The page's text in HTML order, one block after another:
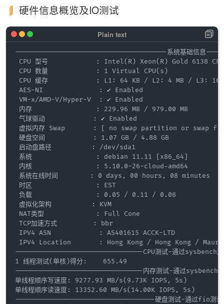
硬件信息概览及IO测试
--------------------------------------系统基础信
CPU 型号            : Intel(R) Xeon(R) Gold 6138 CPU
CPU 数量            : 1 Virtual CPU(s)
CPU 缓存            : L1: 64 KB / L2: 4 MB / L3: 16
AES-NI              : ✔️ Enabled
VM-x/AMD-V/Hyper-V  : ✔️ Enabled
内存                : 229.96 MB / 979.00 MB
气球驱动            : ✔️ Enabled
虚拟内存 Swap       : [ no swap partition or swap
硬盘空间            : 1.07 GB / 4.88 GB
启动盘路径          : /dev/sda1
系统                : debian 11.11 [x86_64]
内核                : 5.10.0-26-cloud-amd64
系统在线时间        : 0 days, 00 hours, 08 minutes
时区                : EST
负载                : 0.05 / 0.11 / 0.08
虚拟化架构          : KVM
NAT类型             : Full Cone
TCP加速方式         : bbr
IPV4 ASN            : AS401615 ACCK-LTD
IPV4 Location       : Hong Kong / Hong Kong /
--------------------------------CPU测试-通过
1 线程测试(单核)得分:    655.49
--------------------------------内存测试-通过
单线程顺序写速度: 9277.93 MB/s(9.73K IOPS, 5s)
单线程顺序读速度: 13352.60 MB/s(14.00K IOPS, 5s)
-----------------------------------硬盘测试-通过fio